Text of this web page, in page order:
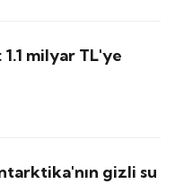
milyar TL'ye
gizli su